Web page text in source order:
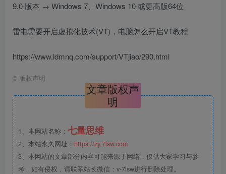
9.0 版本 → Windows 7、Windows 10 或更高版64位
雷电需要开启虚拟化技术(VT)，电脑怎么开启VT教程
https://www.ldmnq.com/support/VTjiao/290.html
© 版权声明
文章版权声
明
1、本网站名称： 七量思维
2、本站永久网址： https://zy.7lsw.com
3、本网站的文章部分内容可能来源于网络，仅供大家学习与参
考，如有侵权，请联系站长微信：v-7lsw进行删除处理。